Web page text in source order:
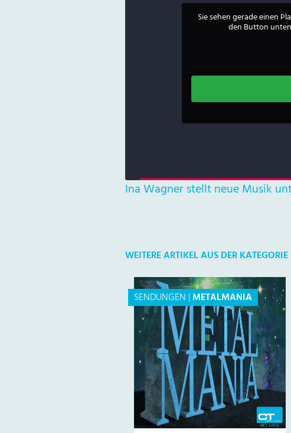
Sie sehen gerade einen
den Button
Ina Wagner stellt neue Musik
WEITERE ARTIKEL AUS DER
SENDUNGEN |METALMANIA